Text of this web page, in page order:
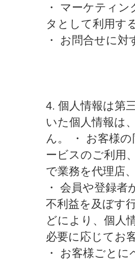
・ マーケティ
タとして利用す
・ お問合せに
4. 個人情報は第
いた個人情報は
ん。 ・ お客様
ービスのご利用
で業務を代理店
・ 会員や登録
不利益を及ぼす
どにより、個人
必要に応じてお
・ お客様ごと